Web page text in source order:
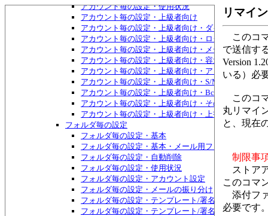
アカウント毎の設定・使用状況
アカウント毎の設定・上級者向け
アカウント毎の設定・上級者向け・ダイヤルアップ
アカウント毎の設定・上級者向け・ログ
アカウント毎の設定・上級者向け・メールのバイパス
アカウント毎の設定・上級者向け・容量チェック
アカウント毎の設定・上級者向け・アドレス帳グル
アカウント毎の設定・上級者向け・S/MIME証明書
アカウント毎の設定・上級者向け・Bcc:宛先
アカウント毎の設定・上級者向け・その他
アカウント毎の設定・上級者向け・上書き禁止属性
フォルダ毎の設定
フォルダ毎の設定・基本
フォルダ毎の設定・基本・メール用ファイル
フォルダ毎の設定・自動削除
フォルダ毎の設定・使用状況
フォルダ毎の設定・アカウント設定
フォルダ毎の設定・メールの振り分け
フォルダ毎の設定・テンプレート/署名
フォルダ毎の設定・テンプレート/署名・HTMLメー
リマイ
このコ
で送信す
Version
いる）必
このコ
丸リマイ
と、現在
制限事
ストア
このコマ
添付フ
必要です